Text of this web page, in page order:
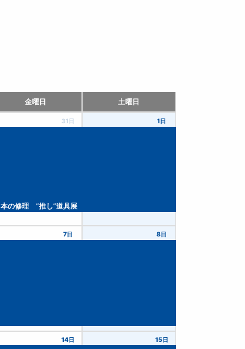
金曜日 土曜日
31日
本の修理 ”推し”道具展
1日
7日 8日
14日 15日